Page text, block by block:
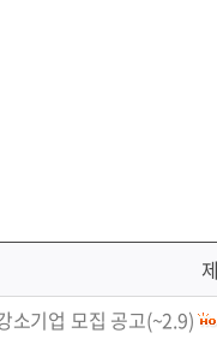
소기업 모집 공고(~2.9)